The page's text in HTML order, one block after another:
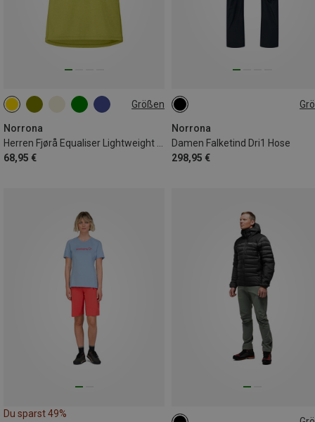
Größen
Norrona
Herren Fjørå Equaliser Lightweight T-Shirt
68,95 €
M L
Norrona
Damen Falketind Dri1 Hose
298,95 €
XS
Du sparst 49%